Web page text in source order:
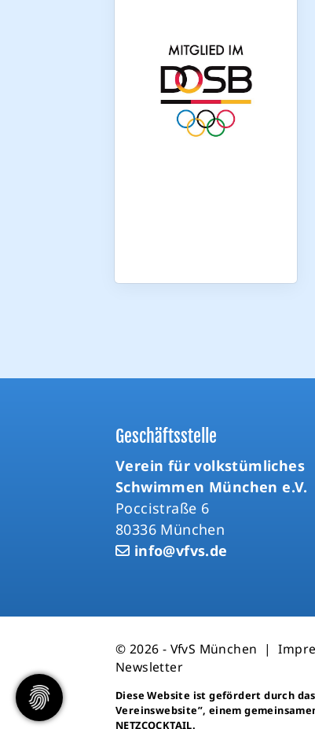
Geschäftsstelle
Verein für volkstümliches
Schwimmen München e.V.
Poccistraße 6
80336 München
info@vfvs.de
© 2026 - VfvS München |
Newsletter
Diese Website ist gefördert durch
Vereinswebsite”, einem
NETZCOCKTAIL.